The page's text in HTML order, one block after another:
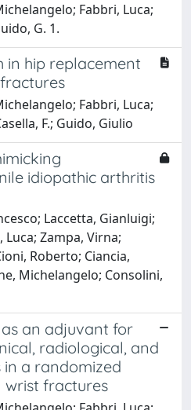
Fabbri, Luca;
G. 1.
in hip replacement
Fabbri, Luca;
F.; Guido, Giulio
idiopathic arthritis
Laccetta, Gianluigi;
Zampa, Virna;
Roberto; Ciancia,
Michelangelo; Consolini,
an adjuvant for
radiological, and
a randomized
fractures